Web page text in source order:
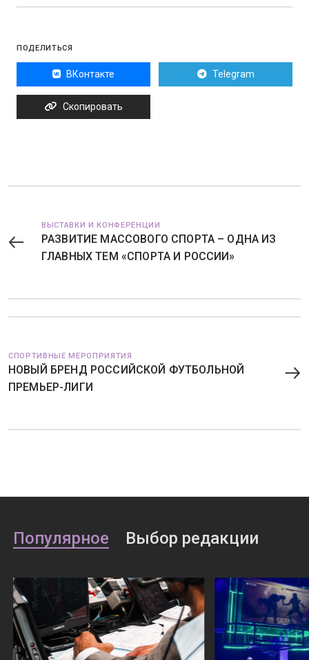
ПОДЕЛИТЬСЯ
ВКонтакте Telegram
Скопировать
ВЫСТАВКИ И КОНФЕРЕНЦИИ
РАЗВИТИЕ МАССОВОГО СПОРТА – ОДНА ИЗ
ГЛАВНЫХ ТЕМ «СПОРТА И РОССИИ»
СПОРТИВНЫЕ МЕРОПРИЯТИЯ
НОВЫЙ БРЕНД РОССИЙСКОЙ ФУТБОЛЬНОЙ
ПРЕМЬЕР-ЛИГИ
Популярное Выбор редакции